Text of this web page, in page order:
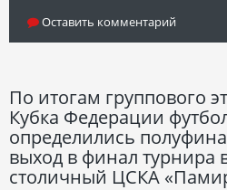
Оставить комментарий
По итогам группового
Кубка Федерации
определились
выход в финал турнира
столичный ЦСКА